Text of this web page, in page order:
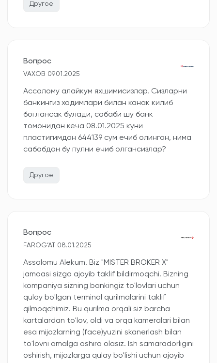
Другое
Вопрос
VAXOB 09.01.2025
Ассалому алайкум яхшимисизлар. Сизларни
банкингиз ходимлари билан канак килиб
боглансак булади, сабаби шу банк
томонидан кеча 08.01.2025 куни
пластигимдан 644139 сум ечиб олинган, нима
сабабдан бу пулни ечиб олгансизлар?
Другое
Вопрос
FAROG‘AT 08.01.2025
Assalomu Alekum. Biz "MISTER BROKER X"
jamoasi sizga ajoyib taklif bildirmoqchi. Bizning
kompaniya sizning bankingiz to'lovlari uchun
qulay bo'lgan terminal qurilmalarini taklif
qilmoqchimiz. Bu qurilma orqali siz barcha
kartalardan to'lov, oldi va orqa kameralari bilan
esa mijozlarning (face)yuzini skanerlash bilan
to'lovni amalga oshira olasiz. Ish samaradorligini
oshirish, mijozlarga qulay bo'lishi uchun ajoyib